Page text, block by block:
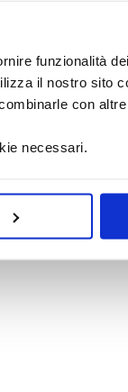
funzionalità
il nostro sito
con
necessari.